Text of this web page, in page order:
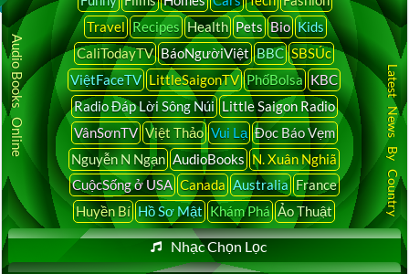
Travel Recipes Health Pets Bio Kids
CaliTodayTV BáoNgườiViệt BBC SBSÚc
ViệtFaceTV LittleSaigonTV PhốBolsa KBC
Radio Đáp Lời Sông Núi Little Saigon Radio
VânSơnTV Việt Thảo Vui Lạ Đọc Báo Vẹm
Nguyễn N Ngạn AudioBooks N. Xuân Nghiã
CuộcSống ở USA Canada Australia France
Huyền Bí Hồ Sơ Mật Khám Phá Ảo Thuật
Nhạc Chọn Lọc
Audio Books Online Latest News By Country